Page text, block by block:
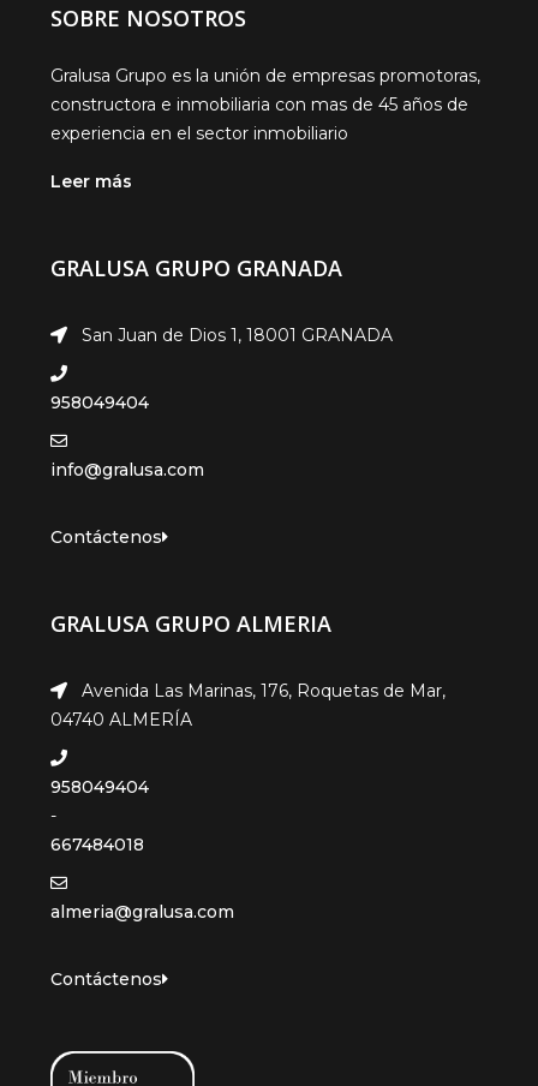
SOBRE NOSOTROS
Gralusa Grupo es la unión de empresas promotoras,
constructora e inmobiliaria con mas de 45 años de
experiencia en el sector inmobiliario
Leer más
GRALUSA GRUPO GRANADA
San Juan de Dios 1, 18001 GRANADA
958049404
info@gralusa.com
Contáctenos
GRALUSA GRUPO ALMERIA
Avenida Las Marinas, 176, Roquetas de Mar,
04740 ALMERÍA
958049404
-
667484018
almeria@gralusa.com
Contáctenos